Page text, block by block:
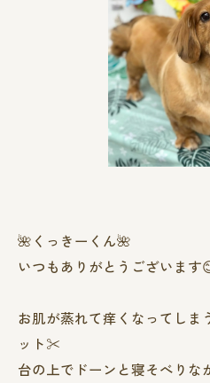
🌺くっきーくん🌺
いつもありがとうございます
お肌が蒸れて痒くなってしま
ット✂️
台の上でドーンと寝そべりな